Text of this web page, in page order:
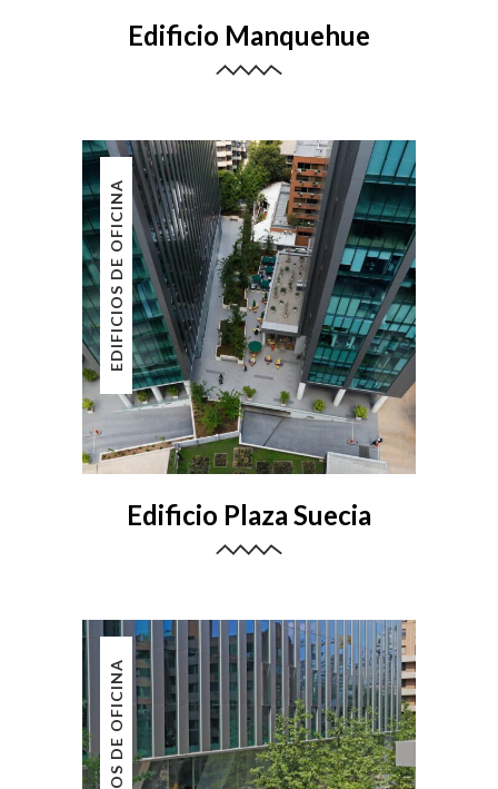
Edificio Manquehue
EDIFICIOS DE OFICINA
Edificio Plaza Suecia